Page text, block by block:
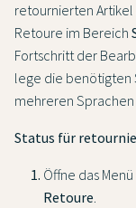
retournierten Artikel
Retoure im Bereich
Fortschritt der
lege die benötigten
mehreren
Status für
Öffne das Menü
Retoure.